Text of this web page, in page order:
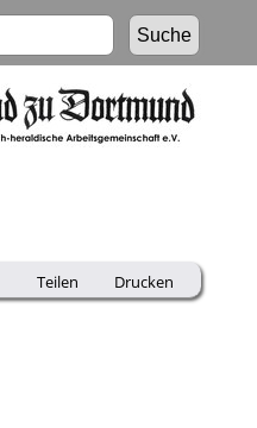
Teilen Drucken